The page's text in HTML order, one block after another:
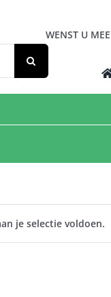
WENST U
je selectie voldoen.